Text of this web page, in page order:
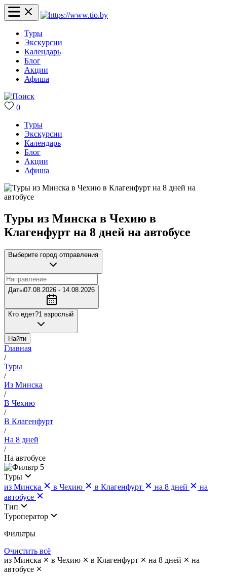
Туры
Экскурсии
Календарь
Блог
Акции
Афиша
0
Туры
Экскурсии
Календарь
Блог
Акции
Афиша
Туры из Минска в Чехию в
Клагенфурт на 8 дней на автобусе
Выберите город отправления
Даты07.08.2026 - 14.08.2026
Кто едет?1 взрослый
Найти
Главная
/
Туры
/
Из Минска
/
В Чехию
/
В Клагенфурт
/
На 8 дней
/
На автобусе
5
Туры
из Минска
в Чехию в Клагенфурт на 8 дней
на
автобусе
Тип
Туроператор
Фильтры
Очистить всё
из Минска
в Чехию в Клагенфурт на 8 дней
на
автобусе